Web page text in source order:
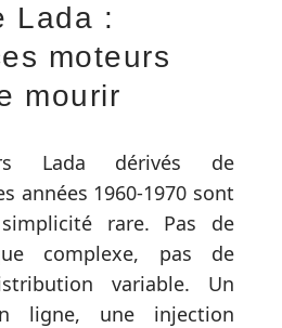
Lada :
moteurs
mourir
Lada dérivés de
années 1960-1970 sont
rare. Pas de
complexe, pas de
variable. Un
ligne, une injection